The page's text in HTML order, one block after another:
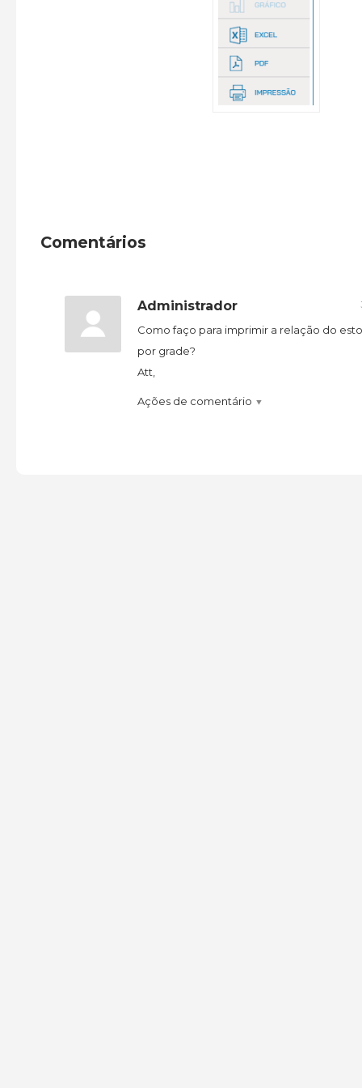
Comentários
Administrador
Como faço para imprimir a relação do
por grade?
Att,
Ações de comentário